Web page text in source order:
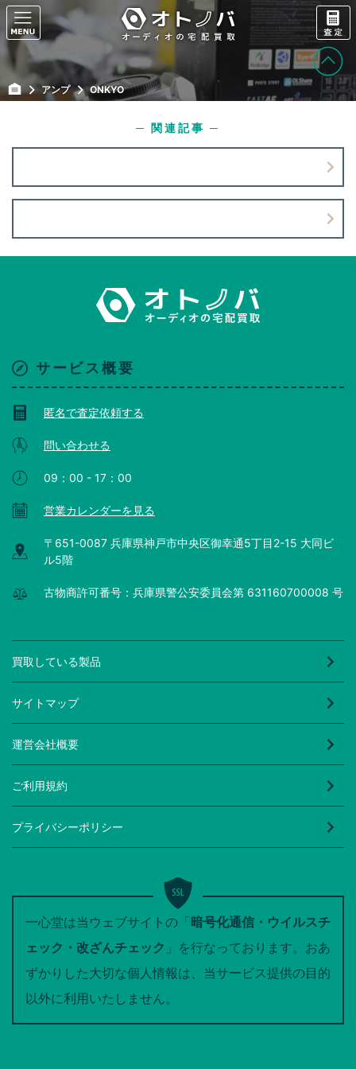
アンプ ONKYO
─ 関連記事 ─
サービス概要
匿名で査定依頼する
問い合わせる
09：00 - 17：00
営業カレンダーを見る
〒651-0087 兵庫県神戸市中央区御幸通5丁目2-15 大同ビ
ル5階
古物商許可番号：兵庫県警公安委員会第 631160700008 号
買取している製品
サイトマップ
運営会社概要
ご利用規約
プライバシーポリシー
一心堂は当ウェブサイトの「暗号化通信・ウイルスチ
ェック・改ざんチェック 」を行なっております。おあ
ずかりした大切な個人情報は、当サービス提供の目的
以外に利用いたしません。